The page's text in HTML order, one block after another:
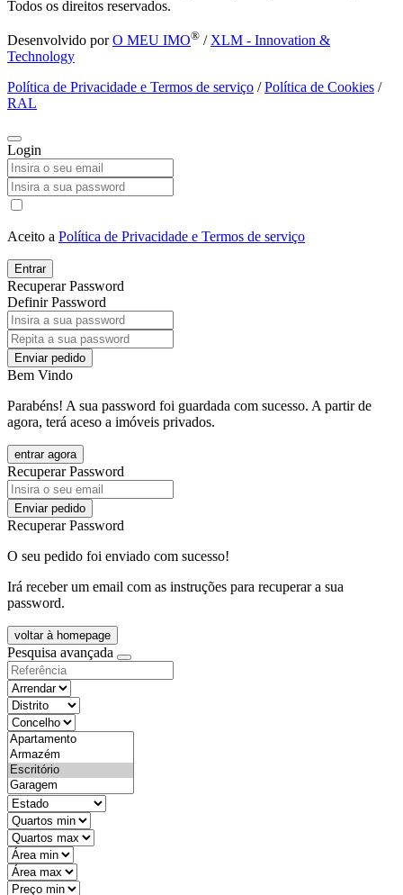
Todos os direitos reservados.
Desenvolvido porO MEU IMO® / XLM - Innovation &
Technology
Política de Privacidade e Termos de serviço /Política de Cookies /
RAL
Login
Aceito a Política de Privacidade e Termos de serviço
Entrar
Recuperar Password
Definir Password
Enviar pedido
Bem Vindo
Parabéns! A sua password foi guardada com sucesso. A partir de
agora, terá aceso a imóveis privados.
entrar agora
Recuperar Password
Enviar pedido
Recuperar Password
O seu pedido foi enviado com sucesso!
Irá receber um email com as instruções para recuperar a sua
password.
voltar à homepage
Pesquisa avançada
objective
districtId
countyId
types
state
mintypo
maxtypo
minarea
maxarea
minprice